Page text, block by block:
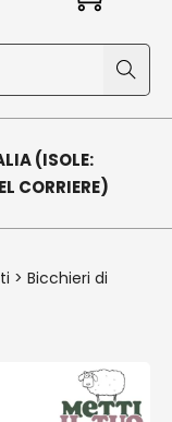
(ISOLE:
CORRIERE)
> Bicchieri di